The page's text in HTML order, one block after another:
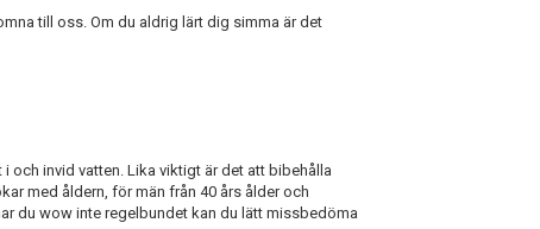
till oss. Om du aldrig lärt dig simma är det
och invid vatten. Lika viktigt är det att bibehålla
med åldern, för män från 40 års ålder och
du wow inte regelbundet kan du lätt missbedöma